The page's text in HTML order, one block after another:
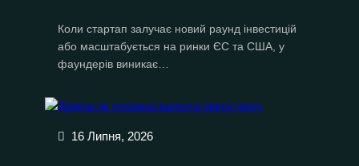
Коли стартап залучає новий раунд інвестицій
або масштабується на ринки ЄС та США, у
фаундерів виникає…
16 Липня, 2026